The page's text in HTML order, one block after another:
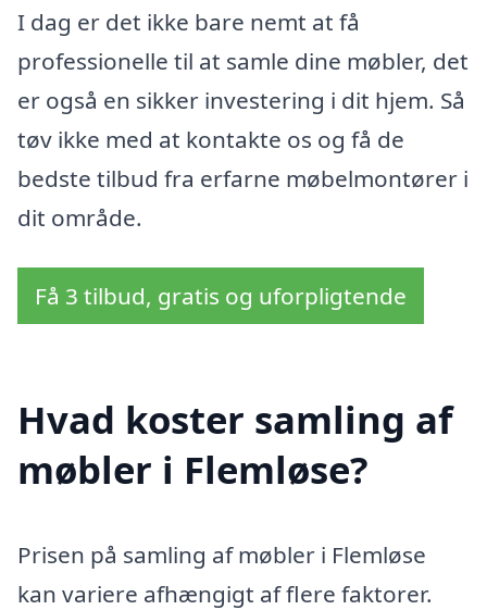
I dag er det ikke bare nemt at få
professionelle til at samle dine møbler, det
er også en sikker investering i dit hjem. Så
tøv ikke med at kontakte os og få de
bedste tilbud fra erfarne møbelmontører i
dit område.
Få 3 tilbud, gratis og uforpligtende
Hvad koster samling af
møbler i Flemløse?
Prisen på samling af møbler i Flemløse
kan variere afhængigt af flere faktorer.